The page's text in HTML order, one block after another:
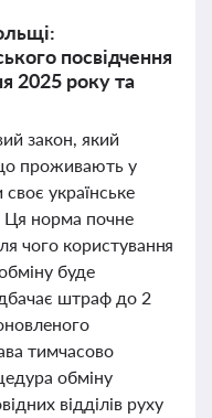
посвідчення
2025 року та
закон, який
проживають у
українське
Ця норма почне
чого користування
буде
штраф до 2
тимчасово
обміну
відділів руху